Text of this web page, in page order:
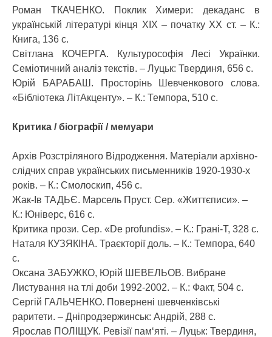
Роман ТКАЧЕНКО. Поклик Химери: декаданс в
українській літературі кінця ХІХ – початку ХХ ст. – К.:
Книга, 136 с.
Світлана КОЧЕРГА. Культурософія Лесі Українки.
Семіотичний аналіз текстів. – Луцьк: Твердиня, 656 с.
Юрій БАРАБАШ. Просторінь Шевченкового слова.
«Бібліотека ЛітАкценту». – К.: Темпора, 510 с.
Критика / біографії / мемуари
Архів Розстріляного Відродження. Матеріали архівно-
слідчих справ українських письменників 1920-1930-х
років. – К.: Смолоскип, 456 с.
Жак-Ів ТАДЬЄ. Марсель Пруст. Сер. «Життєписи». –
К.: Юніверс, 616 с.
Критика прози. Сер. «De profundis». – К.: Грані-Т, 328 с.
Наталя КУЗЯКІНА. Траєкторії доль. – К.: Темпора, 640
с.
Оксана ЗАБУЖКО, Юрій ШЕВЕЛЬОВ. Вибране
Листування на тлі доби 1992-2002. – К.: Факт, 504 с.
Сергій ГАЛЬЧЕНКО. Повернені шевченківські
раритети. – Дніпродзержинськ: Андрій, 288 с.
Ярослав ПОЛІЩУК. Ревізії пам‘яті. – Луцьк: Твердиня,